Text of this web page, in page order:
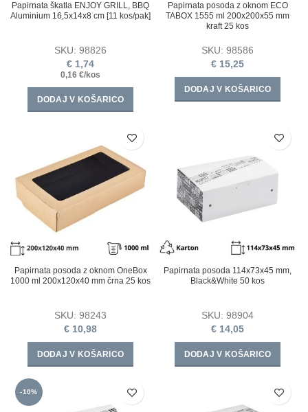
Papirnata škatla ENJOY GRILL, BBQ
Aluminium 16,5х14х8 cm [11 kos/pak]
SKU: 98826
€ 1,74
0,16 €/kos
DODAJ V KOŠARICO
Papirnata posoda z oknom ECO
TABOX 1555 ml 200x200x55 mm
kraft 25 kos
SKU: 98586
€ 15,25
DODAJ V KOŠARICO
Papirnata posoda z oknom OneBox
1000 ml 200x120x40 mm črna 25 kos
SKU: 98243
€ 10,98
DODAJ V KOŠARICO
Papirnata posoda 114x73x45 mm,
Black&White 50 kos
SKU: 98904
€ 14,05
DODAJ V KOŠARICO
-10%